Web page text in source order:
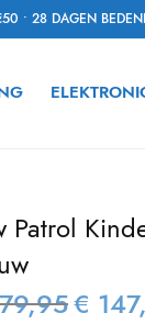
• 28 DAGEN
Patrol
€